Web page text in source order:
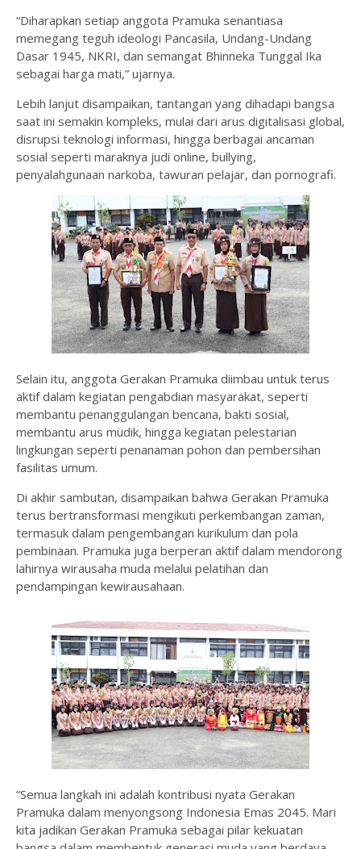
“Diharapkan setiap anggota Pramuka senantiasa
memegang teguh ideologi Pancasila, Undang-Undang
Dasar 1945, NKRI, dan semangat Bhinneka Tunggal Ika
sebagai harga mati,” ujarnya.
Lebih lanjut disampaikan, tantangan yang dihadapi bangsa
saat ini semakin kompleks, mulai dari arus digitalisasi global,
disrupsi teknologi informasi, hingga berbagai ancaman
sosial seperti maraknya judi online, bullying,
penyalahgunaan narkoba, tawuran pelajar, dan pornografi.
Selain itu, anggota Gerakan Pramuka diimbau untuk terus
aktif dalam kegiatan pengabdian masyarakat, seperti
membantu penanggulangan bencana, bakti sosial,
membantu arus mudik, hingga kegiatan pelestarian
lingkungan seperti penanaman pohon dan pembersihan
fasilitas umum.
Di akhir sambutan, disampaikan bahwa Gerakan Pramuka
terus bertransformasi mengikuti perkembangan zaman,
termasuk dalam pengembangan kurikulum dan pola
pembinaan. Pramuka juga berperan aktif dalam mendorong
lahirnya wirausaha muda melalui pelatihan dan
pendampingan kewirausahaan.
“Semua langkah ini adalah kontribusi nyata Gerakan
Pramuka dalam menyongsong Indonesia Emas 2045. Mari
kita jadikan Gerakan Pramuka sebagai pilar kekuatan